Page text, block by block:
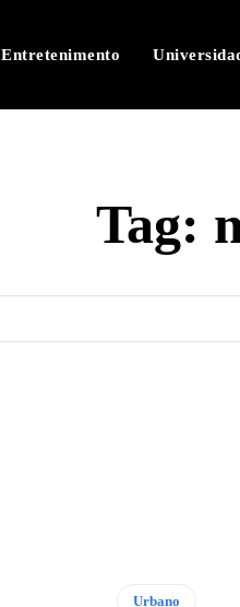
Entretenimento
Tag:
Urbano